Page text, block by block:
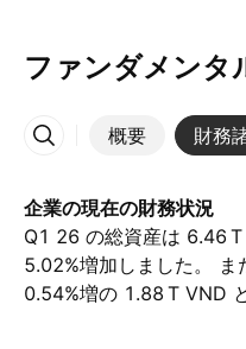
ファンダメンタ
概要 財務
その他
企業の現在の財務状況
Q1 26 の総資産は ‪6.46
5.02%増加しました。
0.54%増の ‪1.88 T‬ VND